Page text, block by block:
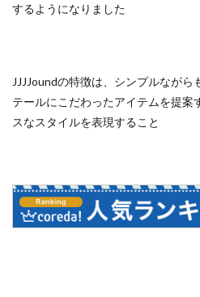
するようになりました
JJJJoundの特徴は、シンプルながら
テールにこだわったアイテムを提案
スなスタイルを表現すること